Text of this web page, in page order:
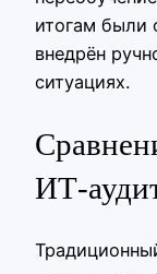
итогам были
внедрён
ситуациях.
ИТ-